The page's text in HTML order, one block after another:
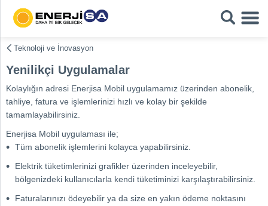
Teknoloji ve İnovasyon
Yenilikçi Uygulamalar
Kolaylığın adresi Enerjisa Mobil uygulamamız üzerinden abonelik,
tahliye, fatura ve işlemlerinizi hızlı ve kolay bir şekilde
tamamlayabilirsiniz.
Enerjisa Mobil uygulaması ile;
Tüm abonelik işlemlerini kolayca yapabilirsiniz.
Elektrik tüketimlerinizi grafikler üzerinden inceleyebilir,
bölgenizdeki kullanıcılarla kendi tüketiminizi karşılaştırabilirsiniz.
Faturalarınızı ödeyebilir ya da size en yakın ödeme noktasını